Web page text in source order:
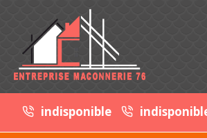
indisponible